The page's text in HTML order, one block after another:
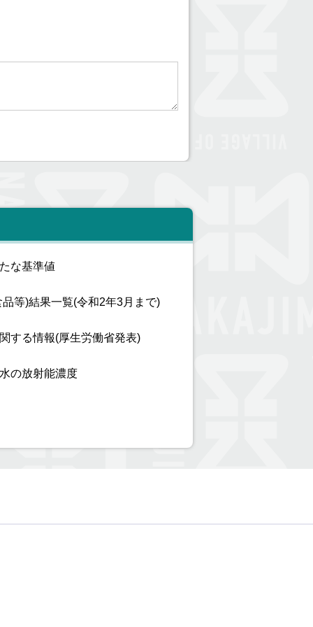
な基準値
等)結果一覧(令和2年3月まで)
する情報(厚生労働省発表)
の放射能濃度